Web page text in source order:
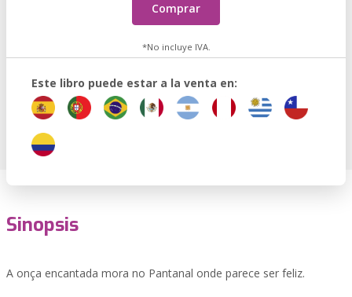
Comprar
*No incluye IVA.
Este libro puede estar a la venta en:
Sinopsis
A onça encantada mora no Pantanal onde parece ser feliz.